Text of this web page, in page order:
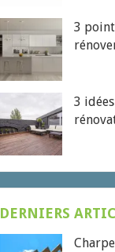
3
3
DERNIERS